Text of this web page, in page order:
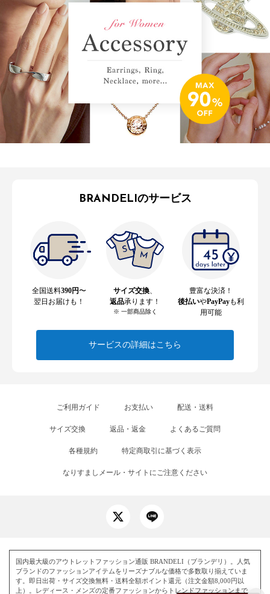
BRANDELIのサービス
全国送料390円〜
翌日お届けも！
サイズ交換
返品承ります！
※ 一部商品除く
豊富な決済！
後払いやPayPayも利
用可能
サービスの詳細はこちら
ご利用ガイド お支払い 配送・送料
サイズ交換 返品・返金 よくあるご質問
各種規約 特定商取引に基づく表示
なりすましメール・サイトにご注意ください
国内最大級のアウトレットファッション通販 BRANDELI（ブランデリ）。人気
ブランドのファッションアイテムをリーズナブルな価格で多数取り揃えていま
す。即日出荷・サイズ交換無料・送料全額ポイント還元（注文金額8,000円以
上）。レディース・メンズの定番ファッションからトレンドファッションまで、